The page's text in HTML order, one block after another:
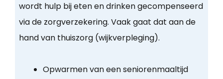
wordt hulp bij eten en drinken gecompenseerd
via de zorgverzekering. Vaak gaat dat aan de
hand van thuiszorg (wijkverpleging).
Opwarmen van een seniorenmaaltijd